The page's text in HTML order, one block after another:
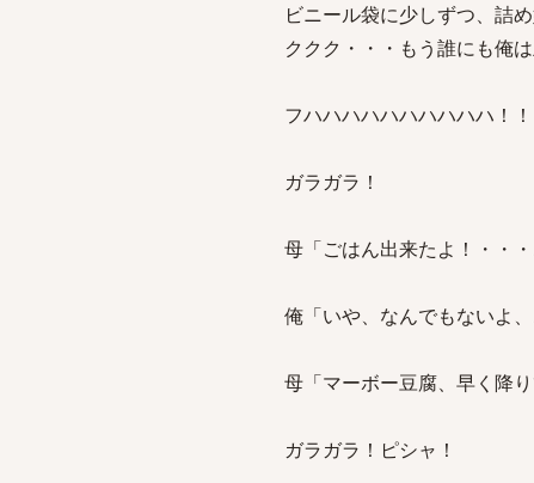
ビニール袋に少しずつ、詰
ククク・・・もう誰にも俺
フハハハハハハハハハハ！！
ガラガラ！
母「ごはん出来たよ！・・
俺「いや、なんでもないよ
母「マーボー豆腐、早く降り
ガラガラ！ピシャ！